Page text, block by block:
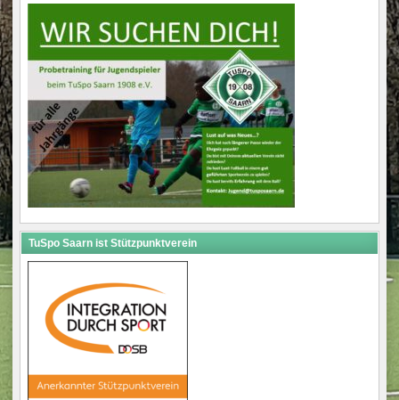
TuSpo Saarn ist Stützpunktverein